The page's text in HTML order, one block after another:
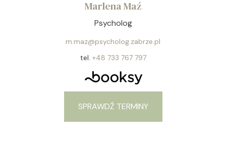
SPRAWDŹ TERMINY
Psycholog
m.maz@psycholog.zabrze.pl
tel. +48 733 767 797
Marlena Maź